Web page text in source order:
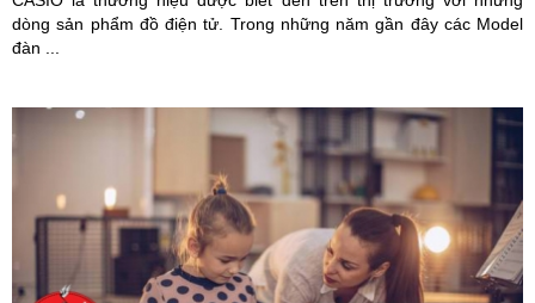
dòng sản phẩm đồ điện tử. Trong những năm gần đây các Model
đàn ...